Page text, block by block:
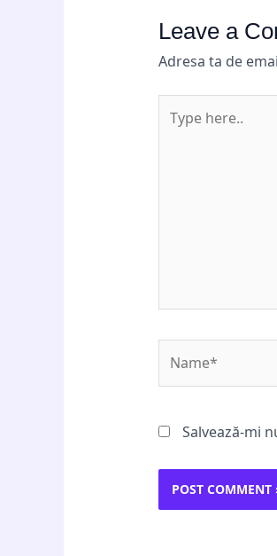
Leave a
Adresa ta de
here..
Salvează-mi